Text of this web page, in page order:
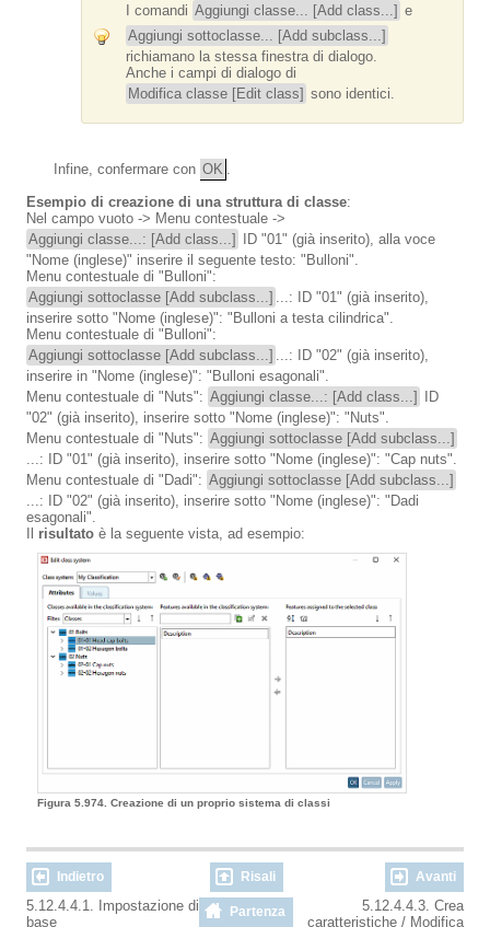
I comandi Aggiungi classe... [Add class...] e
Aggiungi sottoclasse... [Add subclass...]
richiamano la stessa finestra di dialogo.
Anche i campi di dialogo di
Modifica classe [Edit class] sono identici.
Infine, confermare con OK
Esempio di creazione di una struttura di classe:
Nel campo vuoto -> Menu contestuale ->
Aggiungi classe...: [Add class...] ID "01" (già inserito), alla voce
"Nome (inglese)" inserire il seguente testo: "Bulloni".
Menu contestuale di "Bulloni":
Aggiungi sottoclasse [Add subclass...]
...: ID "01" (già inserito),
inserire sotto "Nome (inglese)": "Bulloni a testa cilindrica".
Menu contestuale di "Bulloni":
Aggiungi sottoclasse [Add subclass...]
...: ID "02" (già inserito),
inserire in "Nome (inglese)": "Bulloni esagonali".
Menu contestuale di "Nuts": Aggiungi classe...: [Add class...] ID
"02" (già inserito), inserire sotto "Nome (inglese)": "Nuts".
Menu contestuale di "Nuts": Aggiungi sottoclasse [Add subclass...]
...: ID "01" (già inserito), inserire sotto "Nome (inglese)": "Cap nuts".
Menu contestuale di "Dadi": Aggiungi sottoclasse [Add subclass...]
...: ID "02" (già inserito), inserire sotto "Nome (inglese)": "Dadi
esagonali".
Il risultato è la seguente vista, ad esempio:
Figura 5.974. Creazione di un proprio sistema di classi
Indietro Risali Avanti
5.12.4.4.1. Impostazione di
base
Partenza
5.12.4.4.3. Crea
caratteristiche / Modifica